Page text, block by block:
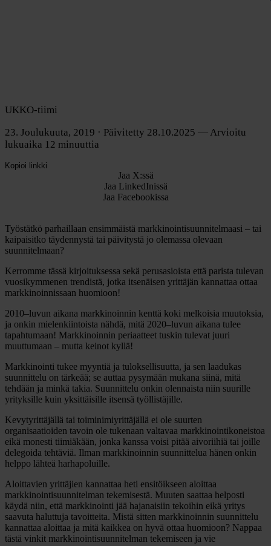
UKKO-tiimi
23. Joulukuuta, 2019 · Päivitetty 28.10.2025 — Arvioitu
lukuaika 12 minuuttia
Kopioi linkki
Jaa X:ssä
Jaa LinkedInissä
Jaa Facebookissa
Työstätkö parhaillaan ensimmäistä markkinointisuunnitelmaasi – tai
kaipaisitko täydennystä tai päivitystä jo olemassa olevaan
suunnitelmaan?
Kerromme tässä kirjoituksessa sekä perusasioista että parista tulevan
vuosikymmenen trendistä, jotka itsenäisen yrittäjän kannattaa ottaa
markkinoinnissaan huomioon!
2010–luvun aikana markkinoinnin kenttä koki melkoisia muutoksia,
ja onkin mielenkiintoista nähdä, mitä 2020–luvun aikana tulee
tapahtumaan! Markkinoinnin periaatteet tuskin tulevat juuri
muuttumaan – mutta keinot kyllä!
Markkinointi tukee myyntiä ja tuloksellisuutta, ja sen laadukas
suunnittelu on tärkeää; se auttaa pysymään mukana siinä, mitä
tehdään ja minkä takia. Suunnittelu onkin olennaista niin suurille
yrityksille kuin yksittäisille itsensä työllistäjille.
Kevytyrittäjällä tai toiminimiyrittäjällä ei ole suurten
organisaatioiden tavoin ole tukenaan valtavaa markkinointikoneistoa
eikä monesti tiimiäkään, jonka kanssa voisi pitää aivoriihiä tai joille
delegoida tehtäviä. Ilman markkinoinnin suunnittelua hänen onkin
helppo lähteä harhapoluille.
Aloittavien yrittäjien kannattaa heti ensitöikseen aloittaa
markkinointisuunnitelman tekemisestä. Muuten saattaa helposti
käydä niin, että markkinointi jää hajanaisiin tekoihin eikä yritys
saavuta haluttuja tavoitteita. Mistä sitten markkinoinnin suunnittelu
kannattaa aloittaa ja mitä kaikkea on hyvä ottaa huomioon? Nappaa
tästä vinkit markkinointisuunnitelman tekemiseen ja vie